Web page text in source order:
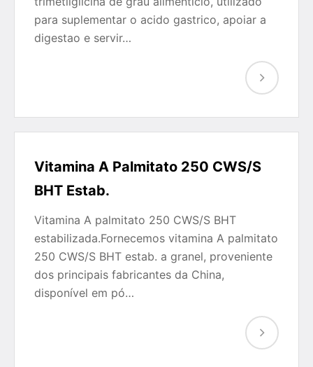
para suplementar o acido gastrico, apoiar a
digestao e servir…
Vitamina A Palmitato 250 CWS/S
BHT Estab.
Vitamina A palmitato 250 CWS/S BHT
estabilizada.Fornecemos vitamina A palmitato
250 CWS/S BHT estab. a granel, proveniente
dos principais fabricantes da China,
disponível em pó…